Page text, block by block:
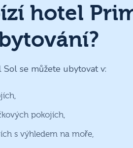
hotel
se můžete ubytovat v:
pokojích,
s výhledem na moře,